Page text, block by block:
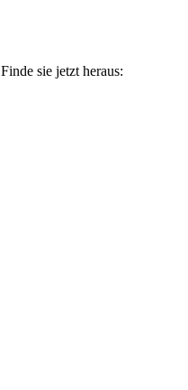
Finde sie jetzt heraus: